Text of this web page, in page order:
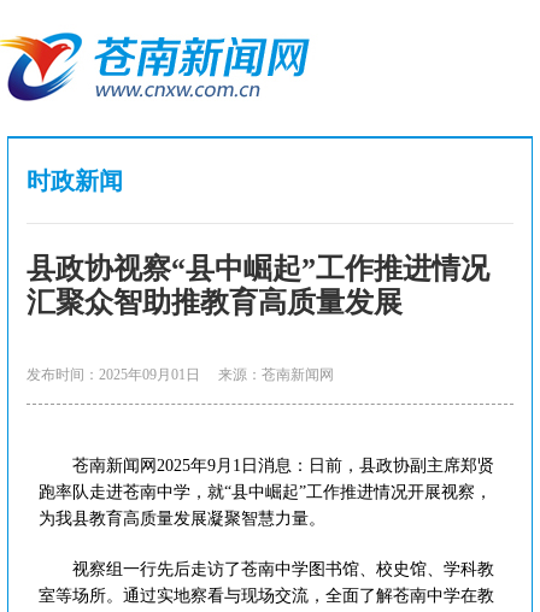
时政新闻
县政协视察“县中崛起”工作推进情况
汇聚众智助推教育高质量发展
发布时间：2025年09月01日 来源：苍南新闻网
苍南新闻网2025年9月1日消息：日前，县政协副主席郑贤
跑率队走进苍南中学，就“县中崛起”工作推进情况开展视察，
为我县教育高质量发展凝聚智慧力量。
视察组一行先后走访了苍南中学图书馆、校史馆、学科教
室等场所。通过实地察看与现场交流，全面了解苍南中学在教